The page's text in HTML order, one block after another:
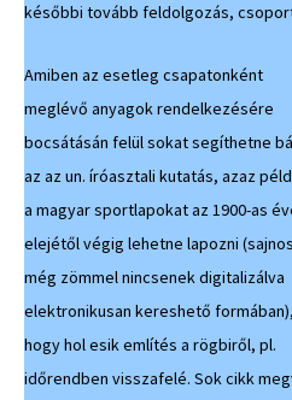
későbbi tovább feldolgozás,
Amiben az esetleg csapatonként
meglévő anyagok rendelkezésére
bocsátásán felül sokat segíthetne
az az un. íróasztali kutatás, azaz
a magyar sportlapokat az 1900-as
elejétől végig lehetne lapozni (sajnos
még zömmel nincsenek digitalizálva
elektronikusan kereshető formában),
hogy hol esik említés a rögbiről, pl.
időrendben visszafelé. Sok cikk